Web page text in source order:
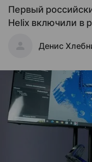
Первый
Helix включили в
Денис